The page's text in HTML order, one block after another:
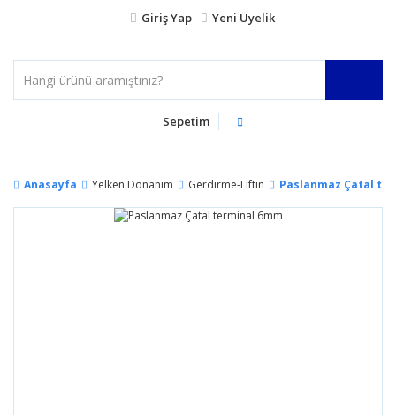
Giriş Yap Yeni Üyelik
Sepetim
Anasayfa Yelken Donanım Gerdirme-Liftin Paslanmaz Çatal